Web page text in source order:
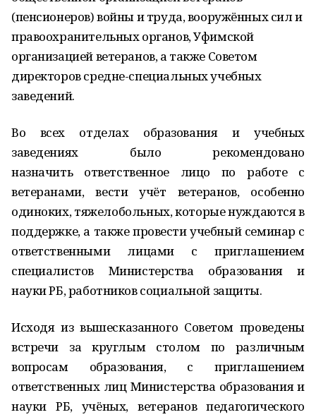
(пенсионеров) войны и труда, вооружённых сил и
правоохранительных органов, Уфимской
организацией ветеранов, а также Советом
директоров средне-специальных учебных
заведений.
Во всех отделах образования и учебных
заведениях было рекомендовано
назначить ответственное лицо по работе с
ветеранами, вести учёт ветеранов, особенно
одиноких, тяжелобольных, которые нуждаются в
поддержке, а также провести учебный семинар с
ответственными лицами с приглашением
специалистов Министерства образования и
науки РБ, работников социальной защиты.
Исходя из вышесказанного Советом проведены
встречи за круглым столом по различным
вопросам образования, с приглашением
ответственных лиц Министерства образования и
науки РБ, учёных, ветеранов педагогического